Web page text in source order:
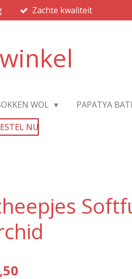
Zachte kwaliteit
WOL PAPATYA
NU